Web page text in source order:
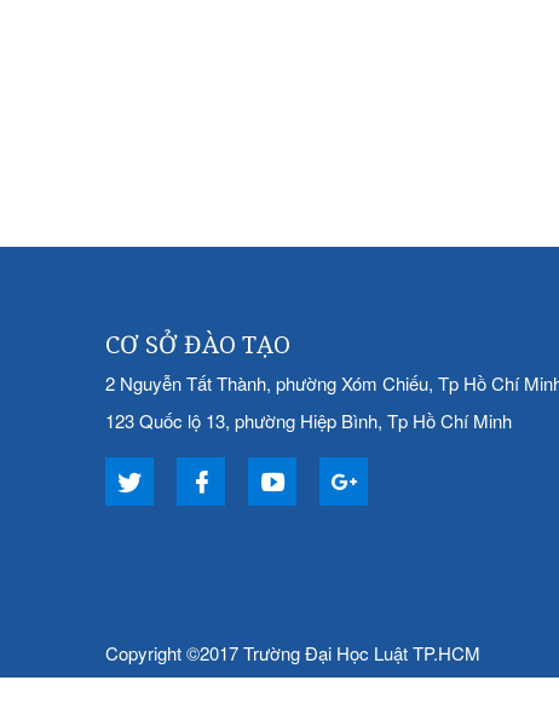
CƠ SỞ ĐÀO TẠO
2 Nguyễn Tất Thành, phường Xóm Chiếu, Tp Hồ Chí
123 Quốc lộ 13, phường Hiệp Bình, Tp Hồ Chí Minh
Copyright ©2017 Trường Đại Học Luật TP.HCM